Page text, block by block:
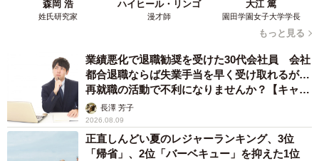
森岡 浩
姓氏研究家
ハイヒール・リンゴ
漫才師
大江 篤
園田学園女子大学学長
もっと見る
業績悪化で退職勧奨を受けた30代会社員 会社
都合退職ならば失業手当を早く受け取れるが…
再就職の活動で不利になりませんか？【キャリ
アカウンセラーが解説】
長澤 芳子
2026.08.09
正直しんどい夏のレジャーランキング、3位
「帰省」、2位「バーベキュー」を抑えた1位